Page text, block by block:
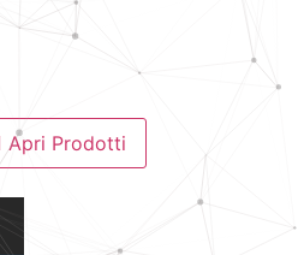
Apri Prodotti